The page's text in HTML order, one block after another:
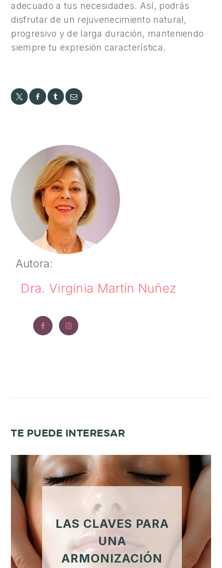
adecuado a tus necesidades. Así, podrás
disfrutar de un rejuvenecimiento natural,
progresivo y de larga duración, manteniendo
siempre tu expresión característica.
Autora:
Dra. Virginia Martín Nuñez
TE PUEDE INTERESAR
LAS CLAVES PARA
UNA
ARMONIZACIÓN